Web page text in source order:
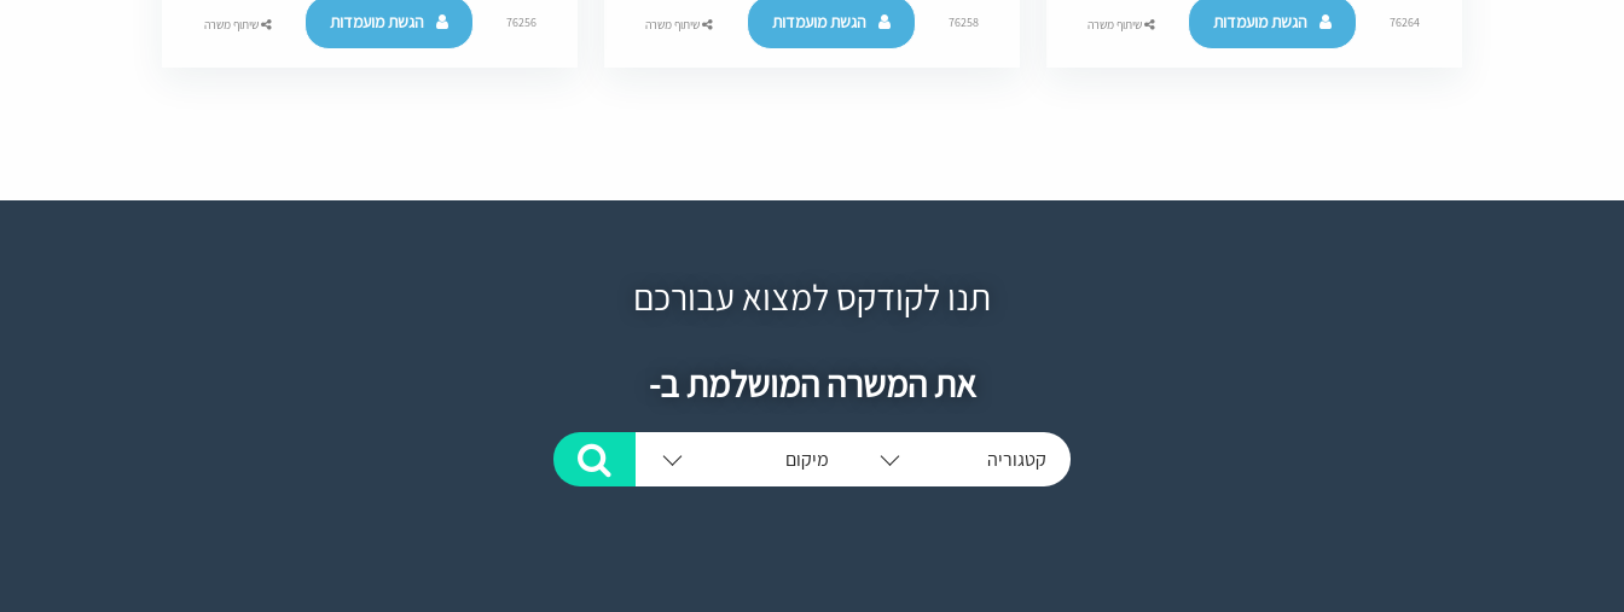
76264 הגשת מועמדות שיתוף משרה 76258 הגשת מועמדות שיתוף משרה 76256 הגשת מועמדות שיתוף משרה
תנו לקודקס למצוא עבורכם
את המשרה המושלמת ב-
קטגוריה מיקום